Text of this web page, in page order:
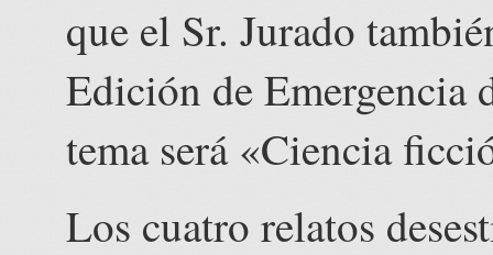
que el Sr. Jurado
Edición de Emergencia
tema será «Ciencia
Los cuatro relatos